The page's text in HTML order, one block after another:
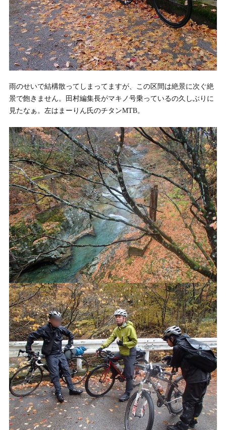
雨のせいで結構散ってしまってますが、この区間は絶景に次ぐ絶
景で飽きません。田村編集長がマキノ号乗っているの久しぶりに
見たなぁ。左はまーりん氏のチタンMTB。